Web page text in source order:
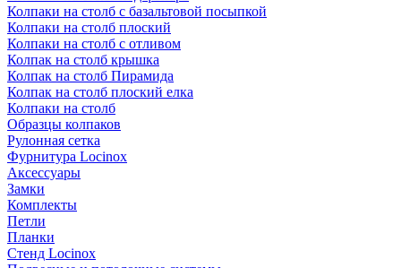
Колпаки на столб с базальтовой посыпкой
Колпаки на столб плоский
Колпаки на столб с отливом
Колпак на столб крышка
Колпак на столб Пирамида
Колпак на столб плоский елка
Колпаки на столб
Образцы колпаков
Рулонная сетка
Фурнитура Locinox
Аксессуары
Замки
Комплекты
Петли
Планки
Стенд Locinox